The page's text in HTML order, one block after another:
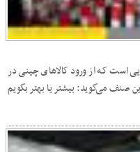
است که از ورود کالاهای چینی در
صنف می‌گوید: بیشتر یا بهتر بگویم